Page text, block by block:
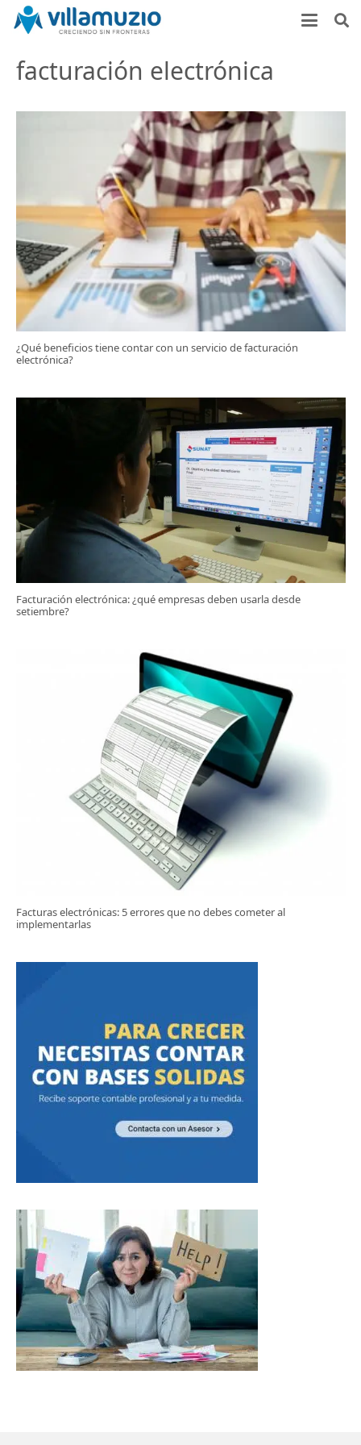
facturación electrónica
¿Qué beneficios tiene contar con un servicio de facturación
electrónica?
Facturación electrónica: ¿qué empresas deben usarla desde
setiembre?
Facturas electrónicas: 5 errores que no debes cometer al
implementarlas